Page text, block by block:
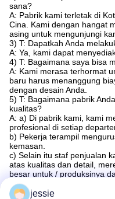
sana?
A: Pabrik kami terletak di
Cina. Kami dengan hangat
asing untuk mengunjungi
3) T: Dapatkah Anda
A: Ya, kami dapat
4) T: Bagaimana saya bisa
A: Kami merasa terhormat
baru harus menanggung
dengan desain Anda.
5) T: Bagaimana pabrik
kualitas?
A: a) Di pabrik kami, kami
profesional di setiap
b) Pekerja terampil
kemasan.
c) Selain itu staf penjualan
atas kualitas dan detail,
besar untuk / produksinya
penting,pendiri perusahaan
teknologi produk dan desain.
jessie